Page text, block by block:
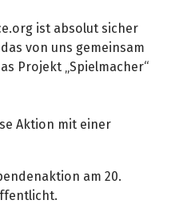
ist absolut sicher
von uns gemeinsam
Projekt „Spielmacher“
Aktion mit einer
am 20.